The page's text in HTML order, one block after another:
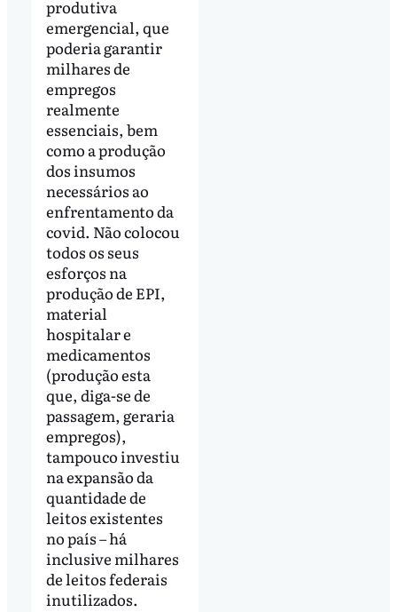
produtiva
emergencial, que
poderia garantir
milhares de
empregos
realmente
essenciais, bem
como a produção
dos insumos
necessários ao
enfrentamento da
covid. Não colocou
todos os seus
esforços na
produção de EPI,
material
hospitalar e
medicamentos
(produção esta
que, diga-se de
passagem, geraria
empregos),
tampouco investiu
na expansão da
quantidade de
leitos existentes
no país – há
inclusive milhares
de leitos federais
inutilizados.